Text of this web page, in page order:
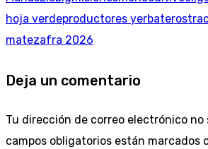
hoja verdeproductores yerbateros
matezafra 2026
Deja un comentario
Tu dirección de correo electrónico no
campos obligatorios están marcados